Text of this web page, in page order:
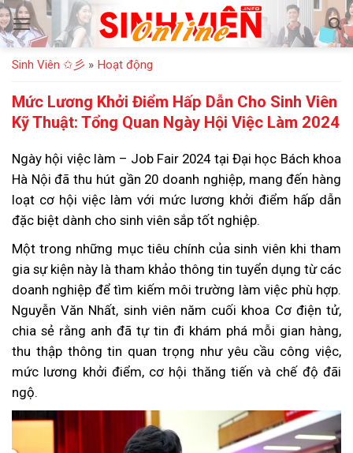
Bỏ
qua
nội
dung
Sinh Viên ✩彡 » Hoạt động
Mức Lương Khởi Điểm Hấp Dẫn Cho Sinh Viên
Kỹ Thuật: Tổng Quan Ngày Hội Việc Làm 2024
Ngày hội việc làm – Job Fair 2024 tại Đại học Bách khoa
Hà Nội đã thu hút gần 20 doanh nghiệp, mang đến hàng
loạt cơ hội việc làm với mức lương khởi điểm hấp dẫn
đặc biệt dành cho sinh viên sắp tốt nghiệp.
Một trong những mục tiêu chính của sinh viên khi tham
gia sự kiện này là tham khảo thông tin tuyển dụng từ các
doanh nghiệp để tìm kiếm môi trường làm việc phù hợp.
Nguyễn Văn Nhất, sinh viên năm cuối khoa Cơ điện tử,
chia sẻ rằng anh đã tự tin đi khám phá mỗi gian hàng,
thu thập thông tin quan trọng như yêu cầu công việc,
mức lương khởi điểm, cơ hội thăng tiến và chế độ đãi
ngộ.